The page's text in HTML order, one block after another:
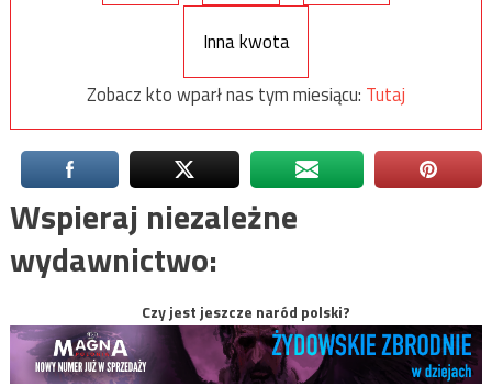
Inna kwota
Zobacz kto wparł nas tym miesiącu: Tutaj
Wspieraj niezależne
wydawnictwo:
Czy jest jeszcze naród polski?